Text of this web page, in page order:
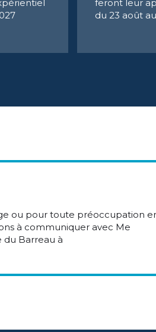
feront leur
du 23 août
ou pour toute préoccupation
à communiquer avec Me
du Barreau à